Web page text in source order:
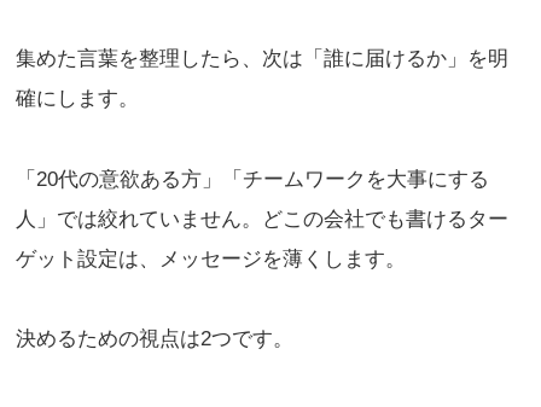
集めた言葉を整理したら、次は「誰に届けるか」を明
確にします。
「20代の意欲ある方」「チームワークを大事にする
人」では絞れていません。どこの会社でも書けるター
ゲット設定は、メッセージを薄くします。
決めるための視点は2つです。